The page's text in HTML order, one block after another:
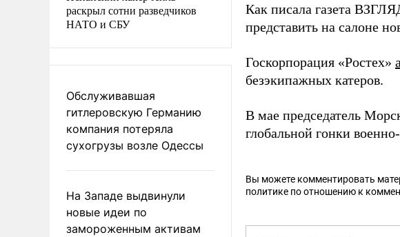
раскрыл сотни разведчиков
НАТО и СБУ
Обслуживавшая
гитлеровскую Германию
компания потеряла
сухогрузы возле Одессы
На Западе выдвинули
новые идеи по
замороженным активам
Как писала газета
представить на салоне
Госкорпорация «Ростех»
безэкипажных катеров.
В мае председатель
глобальной гонки
Вы можете комментировать
политике по отношению к